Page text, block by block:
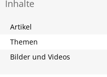
Inhalte
Artikel
Themen
Bilder und Videos